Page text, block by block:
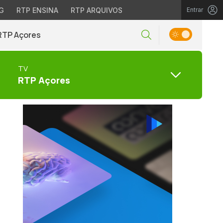
RTP ENSINA RTP ARQUIVOS Entrar
Açores
TV
RTP Açores